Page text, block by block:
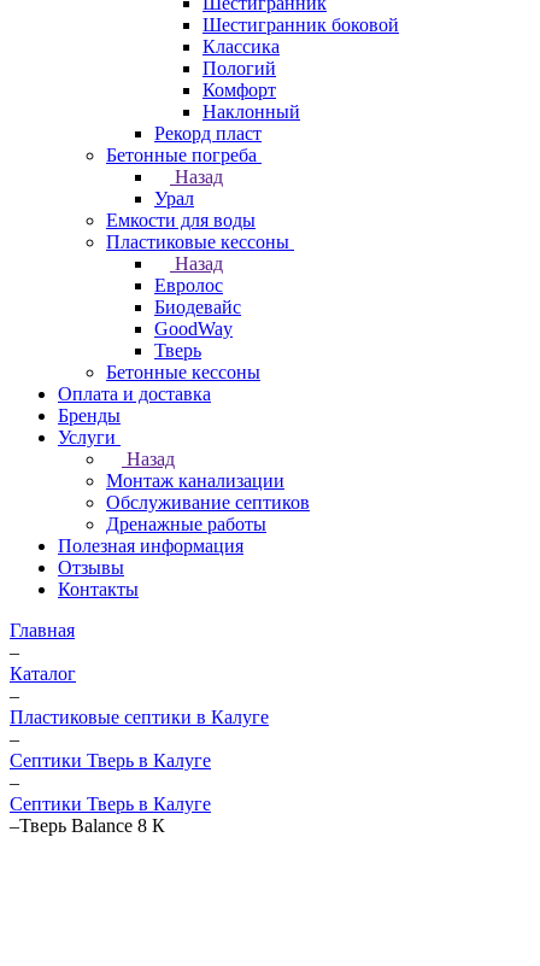
Шестигранник боковой
Классика
Пологий
Комфорт
Наклонный
Рекорд пласт
Бетонные погреба
Назад
Урал
Емкости для воды
Пластиковые кессоны
Назад
Евролос
Биодевайс
GoodWay
Тверь
Бетонные кессоны
Оплата и доставка
Бренды
Услуги
Назад
Монтаж канализации
Обслуживание септиков
Дренажные работы
Полезная информация
Отзывы
Контакты
Главная
–
Каталог
–
Пластиковые септики в Калуге
–
Септики Тверь в Калуге
–
Септики Тверь в Калуге
–Тверь Balance 8 К